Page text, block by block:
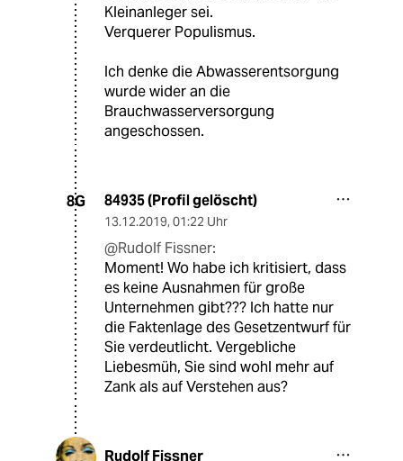
Kleinanleger sei.
Verquerer Populismus.
Ich denke die Abwasserentsorgung
wurde wider an die
Brauchwasserversorgung
angeschossen.
8G 84935 (Profil gelöscht)
13.12.2019, 01:22 Uhr
@Rudolf Fissner:
Moment! Wo habe ich kritisiert, dass
es keine Ausnahmen für große
Unternehmen gibt??? Ich hatte nur
die Faktenlage des Gesetzentwurf für
Sie verdeutlicht. Vergebliche
Liebesmüh, Sie sind wohl mehr auf
Zank als auf Verstehen aus?
Rudolf Fissner